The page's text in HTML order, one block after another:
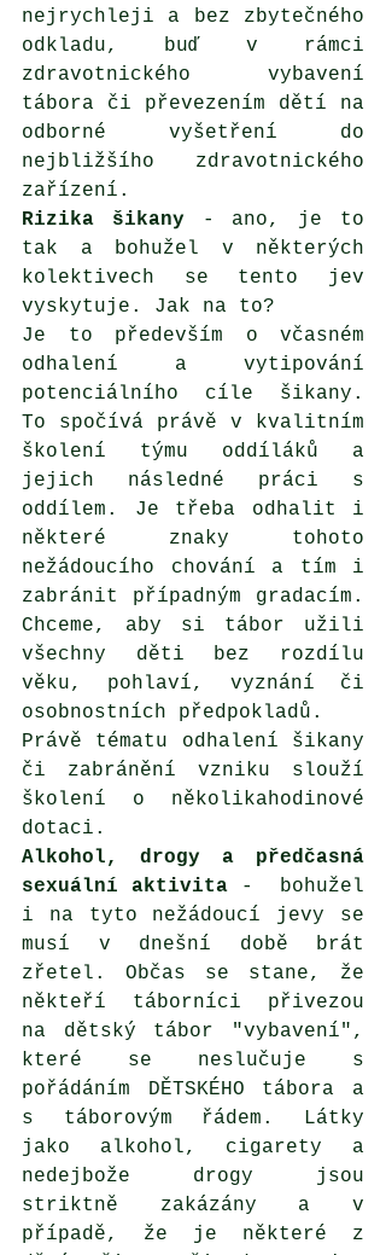
nejrychleji a bez zbytečného
odkladu, buď v rámci
zdravotnického vybavení
tábora či převezením dětí na
odborné vyšetření do
nejbližšího zdravotnického
zařízení.
Rizika šikany - ano, je to
tak a bohužel v některých
kolektivech se tento jev
vyskytuje. Jak na to?
Je to především o včasném
odhalení a vytipování
potenciálního cíle šikany.
To spočívá právě v kvalitním
školení týmu oddíláků a
jejich následné práci s
oddílem. Je třeba odhalit i
některé znaky tohoto
nežádoucího chování a tím i
zabránit případným gradacím.
Chceme, aby si tábor užili
všechny děti bez rozdílu
věku, pohlaví, vyznání či
osobnostních předpokladů.
Právě tématu odhalení šikany
či zabránění vzniku slouží
školení o několikahodinové
dotaci.
Alkohol, drogy a předčasná
sexuální aktivita -  bohužel
i na tyto nežádoucí jevy se
musí v dnešní době brát
zřetel. Občas se stane, že
někteří táborníci přivezou
na dětský tábor "vybavení",
které se neslučuje s
pořádáním DĚTSKÉHO tábora a
s táborovým řádem. Látky
jako alkohol, cigarety a
nedejbože drogy jsou
striktně zakázány a v
případě, že je některé z